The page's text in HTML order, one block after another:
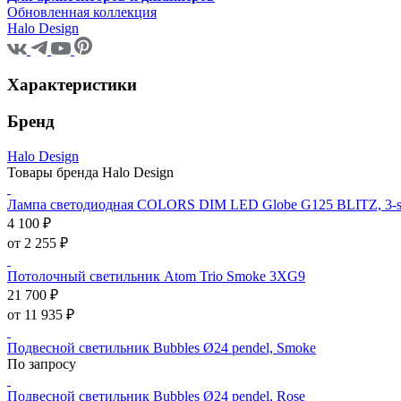
Обновленная коллекция
Halo Design
Характеристики
Бренд
Halo Design
Товары бренда Halo Design
Лампа светодиодная COLORS DIM LED Globe G125 BLITZ, 3-
4 100 ₽
от 2 255 ₽
Потолочный светильник Atom Trio Smoke 3XG9
21 700 ₽
от 11 935 ₽
Подвесной светильник Bubbles Ø24 pendel, Smoke
По запросу
Подвесной светильник Bubbles Ø24 pendel, Rose